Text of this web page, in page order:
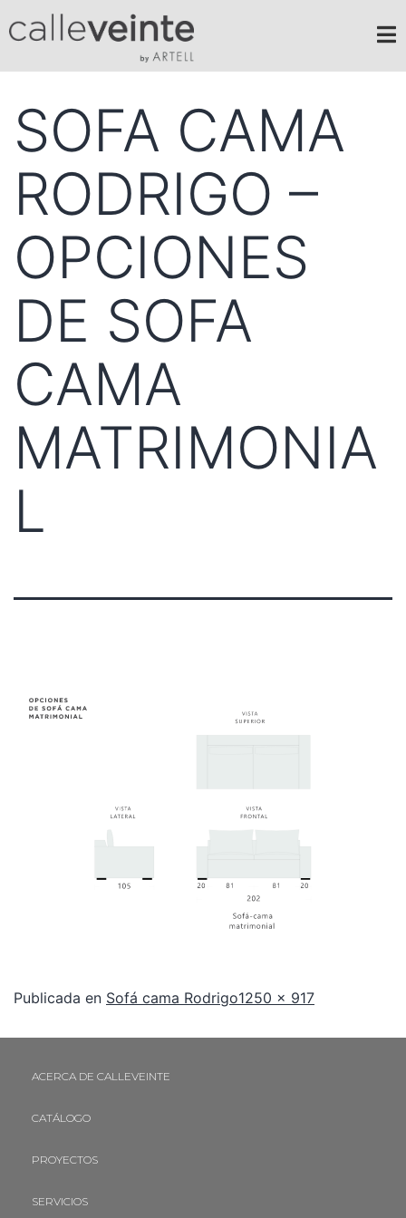
SOFA CAMA
RODRIGO –
OPCIONES
DE SOFA
CAMA
MATRIMONIA
L
Publicada en Sofá cama Rodrigo1250 × 917
ACERCA DE CALLEVEINTE
CATÁLOGO
PROYECTOS
SERVICIOS